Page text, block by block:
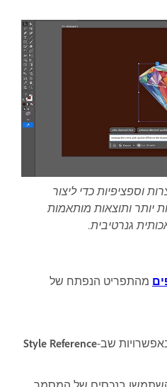
וספציפיות כדי ליצור
יותר ותוצאות מותאמות
גנרטיבית.
מהתפריט הנפתח של
שב-Style Reference